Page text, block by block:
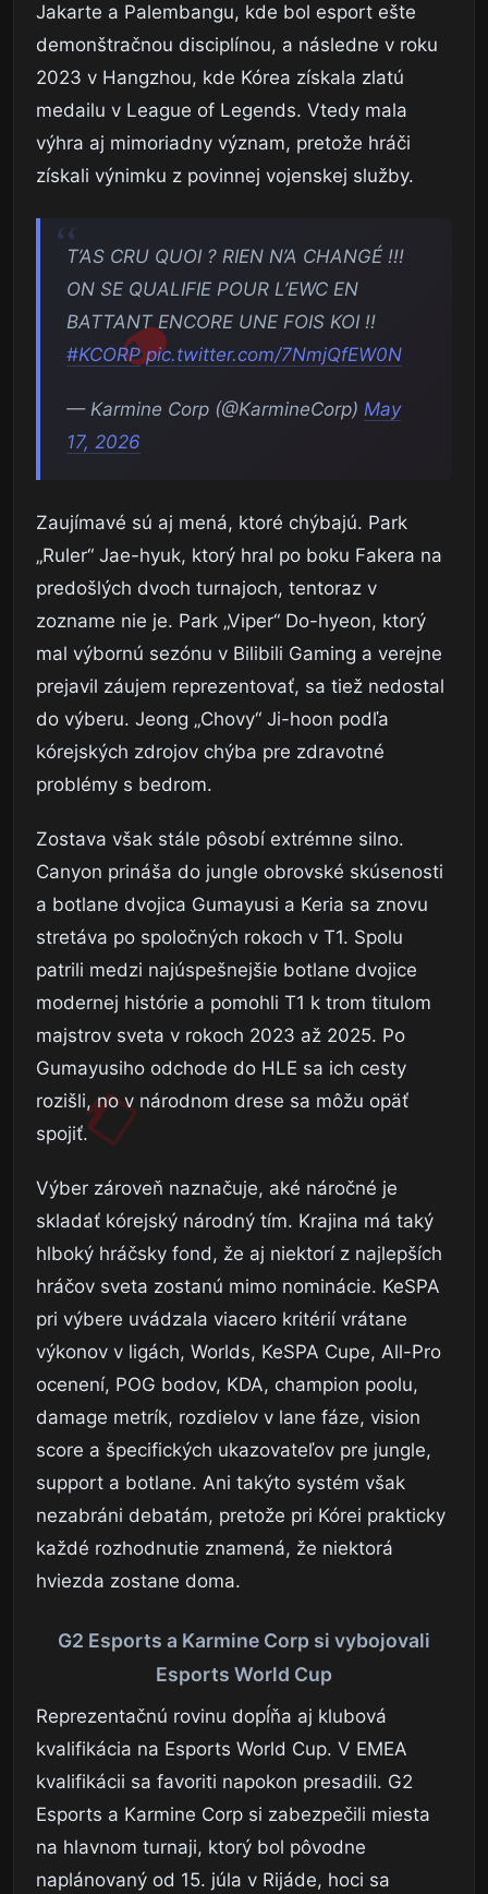
Jakarte a Palembangu, kde bol esport ešte
demonštračnou disciplínou, a následne v roku
2023 v Hangzhou, kde Kórea získala zlatú
medailu v League of Legends. Vtedy mala
výhra aj mimoriadny význam, pretože hráči
získali výnimku z povinnej vojenskej služby.
T’AS CRU QUOI ? RIEN N’A CHANGÉ !!!
ON SE QUALIFIE POUR L’EWC EN
BATTANT ENCORE UNE FOIS KOI !!
#KCORP pic.twitter.com/7NmjQfEW0N
— Karmine Corp (@KarmineCorp) May
17, 2026
Zaujímavé sú aj mená, ktoré chýbajú. Park
„Ruler“ Jae-hyuk, ktorý hral po boku Fakera na
predošlých dvoch turnajoch, tentoraz v
zozname nie je. Park „Viper“ Do-hyeon, ktorý
mal výbornú sezónu v Bilibili Gaming a verejne
prejavil záujem reprezentovať, sa tiež nedostal
do výberu. Jeong „Chovy“ Ji-hoon podľa
kórejských zdrojov chýba pre zdravotné
problémy s bedrom.
Zostava však stále pôsobí extrémne silno.
Canyon prináša do jungle obrovské skúsenosti
a botlane dvojica Gumayusi a Keria sa znovu
stretáva po spoločných rokoch v T1. Spolu
patrili medzi najúspešnejšie botlane dvojice
modernej histórie a pomohli T1 k trom titulom
majstrov sveta v rokoch 2023 až 2025. Po
Gumayusiho odchode do HLE sa ich cesty
rozišli, no v národnom drese sa môžu opäť
spojiť.
Výber zároveň naznačuje, aké náročné je
skladať kórejský národný tím. Krajina má taký
hlboký hráčsky fond, že aj niektorí z najlepších
hráčov sveta zostanú mimo nominácie. KeSPA
pri výbere uvádzala viacero kritérií vrátane
výkonov v ligách, Worlds, KeSPA Cupe, All-Pro
ocenení, POG bodov, KDA, champion poolu,
damage metrík, rozdielov v lane fáze, vision
score a špecifických ukazovateľov pre jungle,
support a botlane. Ani takýto systém však
nezabráni debatám, pretože pri Kórei prakticky
každé rozhodnutie znamená, že niektorá
hviezda zostane doma.
G2 Esports a Karmine Corp si vybojovali
Esports World Cup
Reprezentačnú rovinu dopĺňa aj klubová
kvalifikácia na Esports World Cup. V EMEA
kvalifikácii sa favoriti napokon presadili. G2
Esports a Karmine Corp si zabezpečili miesta
na hlavnom turnaji, ktorý bol pôvodne
naplánovaný od 15. júla v Rijáde, hoci sa